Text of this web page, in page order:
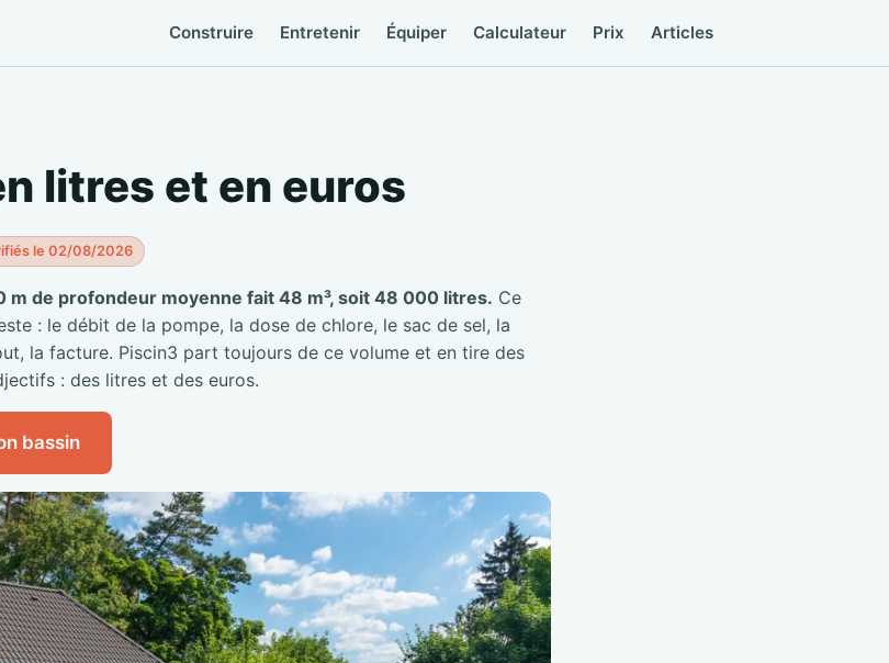
Construire Entretenir Équiper Calculateur Prix Articles
litres et en euros
le 02/08/2026
m de profondeur moyenne fait 48 m³, soit 48 000 litres. Ce
: le débit de la pompe, la dose de chlore, le sac de sel, la
la facture. Piscin3 part toujours de ce volume et en tire des
: des litres et des euros.
bassin